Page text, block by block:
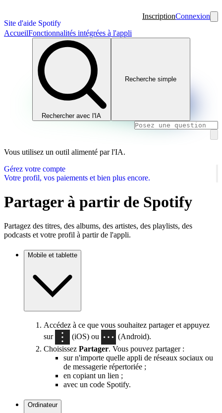
Site d'aide Spotify
InscriptionConnexion
AccueilFonctionnalités intégrées à l'appli
Rechercher avec l'IA
Recherche simple
Vous utilisez un outil alimenté par l'IA.
Gérez votre compte
Votre profil, vos paiements et bien plus encore.
Partager à partir de Spotify
Partagez des titres, des albums, des artistes, des playlists, des
podcasts et votre profil à partir de l'appli.
Mobile et tablette
Accédez à ce que vous souhaitez partager et appuyez
sur
(iOS) ou
(Android).
Choisissez Partager. Vous pouvez partager :
sur n'importe quelle appli de réseaux sociaux ou
de messagerie répertoriée ;
en copiant un lien ;
avec un code Spotify.
Ordinateur